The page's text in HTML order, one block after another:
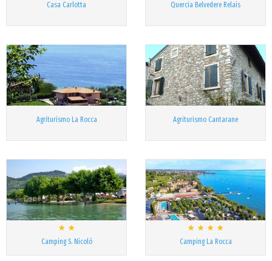
Casa Carlotta Quercia Belvedere Relais
Agriturismo La Rocca Agriturismo Cantarane
Camping S. Nicolò Camping La Rocca